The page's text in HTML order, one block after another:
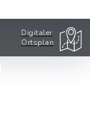
Digitaler
Ortsplan